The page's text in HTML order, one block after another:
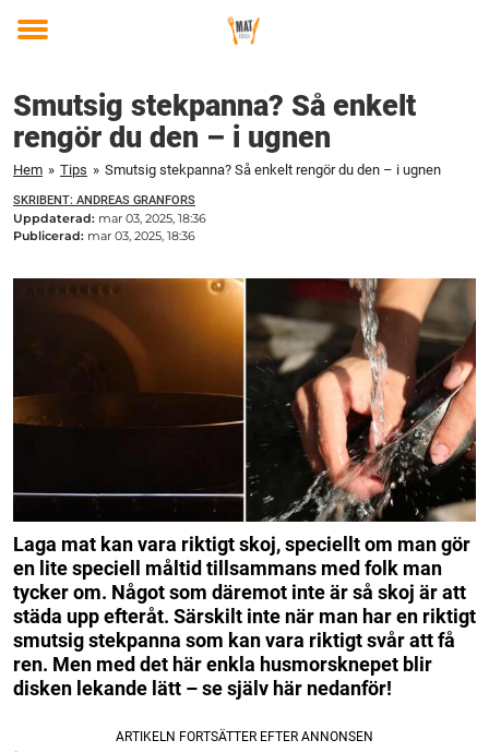
Toggle
Smutsig stekpanna? Så enkelt
rengör du den – i ugnen
Hem » Tips » Smutsig stekpanna? Så enkelt rengör du den – i ugnen
SKRIBENT: ANDREAS GRANFORS
Uppdaterad: mar 03, 2025, 18:36
Publicerad: mar 03, 2025, 18:36
Laga mat kan vara riktigt skoj, speciellt om man gör
en lite speciell måltid tillsammans med folk man
tycker om. Något som däremot inte är så skoj är att
städa upp efteråt. Särskilt inte när man har en riktigt
smutsig stekpanna som kan vara riktigt svår att få
ren. Men med det här enkla husmorsknepet blir
disken lekande lätt – se själv här nedanför!